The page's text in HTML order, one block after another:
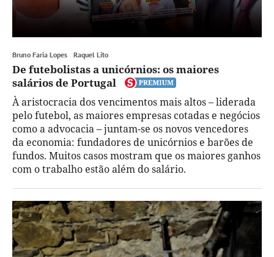
Bruno Faria Lopes Raquel Lito
De futebolistas a unicórnios: os maiores
salários de Portugal
À aristocracia dos vencimentos mais altos – liderada
pelo futebol, as maiores empresas cotadas e negócios
como a advocacia – juntam-se os novos vencedores
da economia: fundadores de unicórnios e barões de
fundos. Muitos casos mostram que os maiores ganhos
com o trabalho estão além do salário.